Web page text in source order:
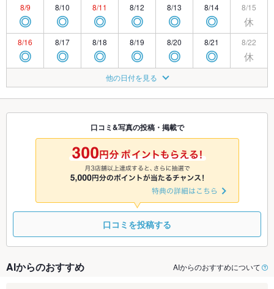
8/9
◎
8/10
◎
8/11
◎
8/12
◎
8/13
◎
8/14
◎
8/15
休
8/16
◎
8/17
◎
8/18
◎
8/19
◎
8/20
◎
8/21
◎
8/22
休
◎ ◎
8/25
◎
8/26
◎
8/27
◎ ◎ 休
8/30 8/31 9/1
◎
9/2
◎
9/3
◎
9/4 9/5
9/8
◎ ◎ ◎ ◎
他の日付を見る
口コミ&写真の投稿・掲載で
口コミを投稿する
AIからのおすすめ AIからのおすすめについて